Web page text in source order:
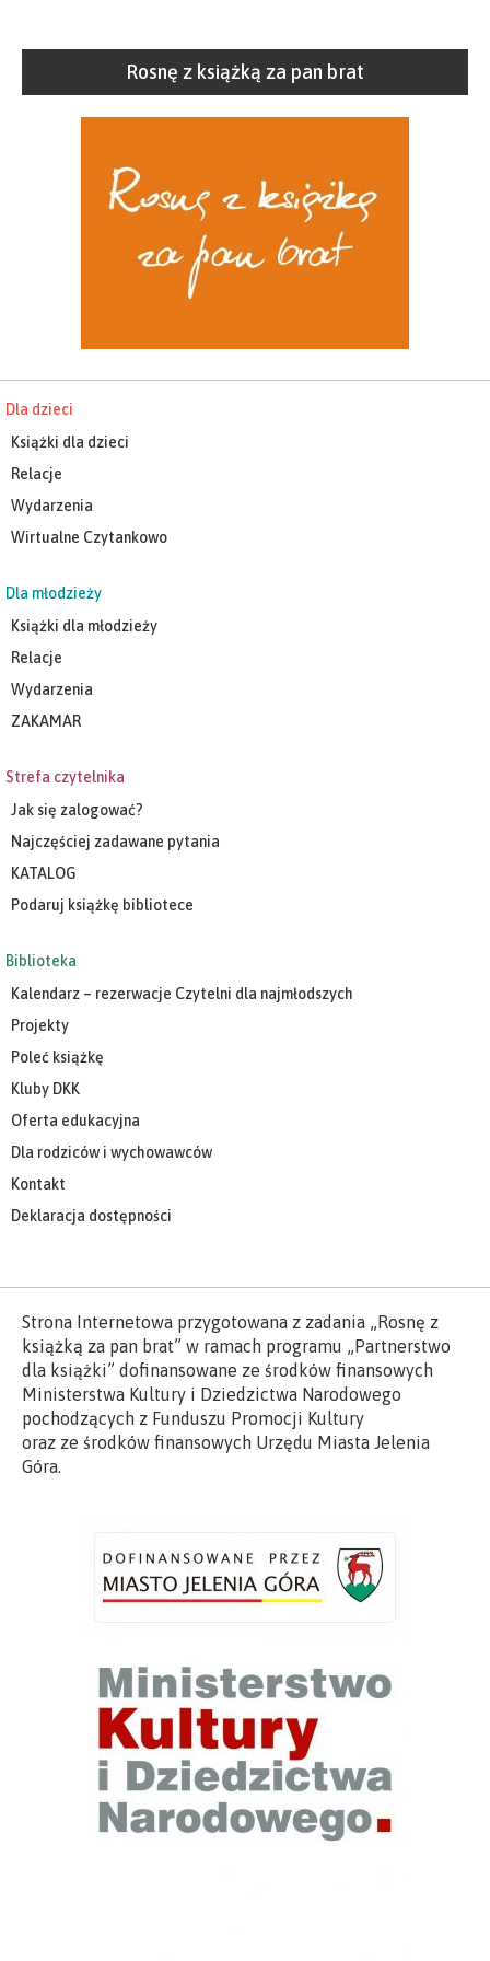
Rosnę z książką za pan brat
Dla dzieci
Książki dla dzieci
Relacje
Wydarzenia
Wirtualne Czytankowo
Dla młodzieży
Książki dla młodzieży
Relacje
Wydarzenia
ZAKAMAR
Strefa czytelnika
Jak się zalogować?
Najczęściej zadawane pytania
KATALOG
Podaruj książkę bibliotece
Biblioteka
Kalendarz – rezerwacje Czytelni dla najmłodszych
Projekty
Poleć książkę
Kluby DKK
Oferta edukacyjna
Dla rodziców i wychowawców
Kontakt
Deklaracja dostępności
Strona Internetowa przygotowana z zadania „Rosnę z
książką za pan brat” w ramach programu „Partnerstwo
dla książki” dofinansowane ze środków finansowych
Ministerstwa Kultury i Dziedzictwa Narodowego
pochodzących z Funduszu Promocji Kultury
oraz ze środków finansowych Urzędu Miasta Jelenia
Góra.